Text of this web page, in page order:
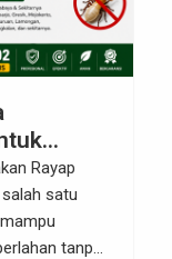
Rayap
satu
tanpa